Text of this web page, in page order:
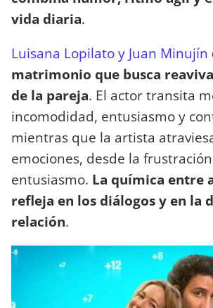
vida diaria.
Luisana Lopilato y Juan Minujín
matrimonio que busca
de la pareja. El actor transita
incomodidad, entusiasmo y
mientras que la artista
emociones, desde la
entusiasmo. La química entre
refleja en los diálogos y en la
relación.